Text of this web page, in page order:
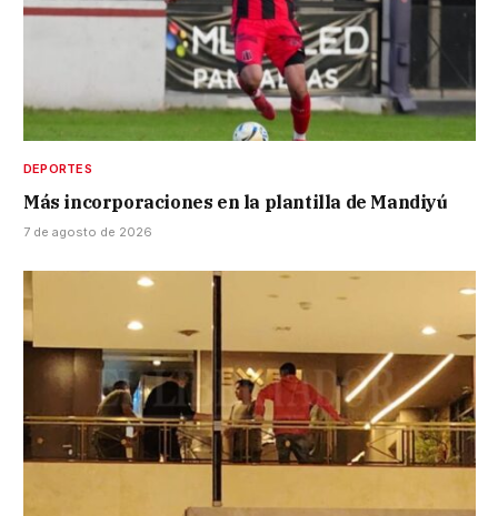
DEPORTES
Más incorporaciones en la plantilla de Mandiyú
7 de agosto de 2026